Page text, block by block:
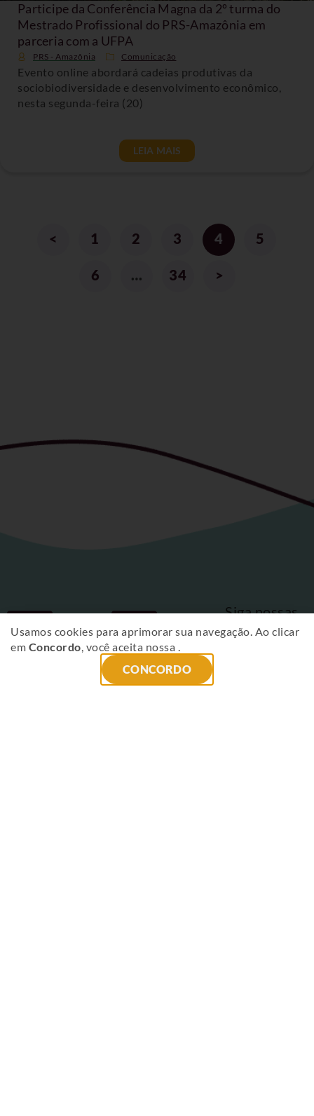
Participe da Conferência Magna da 2º turma do
Mestrado Profissional do PRS-Amazônia em
parceria com a UFPA
PRS - Amazônia Comunicação
Evento online abordará cadeias produtivas da
sociobiodiversidade e desenvolvimento econômico,
nesta segunda-feira (20)
LEIA MAIS
< 1 2 3 4 5
6 … 34 >
Fique
Siga nossas
redes sociais
CONCORDO
Usamos cookies para aprimorar sua navegação. Ao clicar
em Concordo, você aceita nossa .